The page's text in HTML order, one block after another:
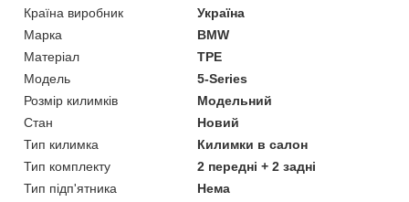
Країна виробник
Україна
Марка
BMW
Матеріал
TPE
Модель
5-Series
Розмір килимків
Модельний
Стан
Новий
Тип килимка
Килимки в салон
Тип комплекту
2 передні + 2 задні
Тип підп'ятника
Нема